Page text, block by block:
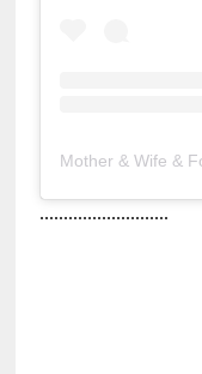
...........................